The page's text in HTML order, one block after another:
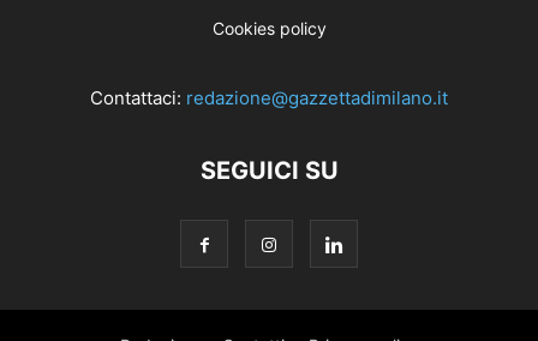
Cookies policy
Contattaci: redazione@gazzettadimilano.it
SEGUICI SU